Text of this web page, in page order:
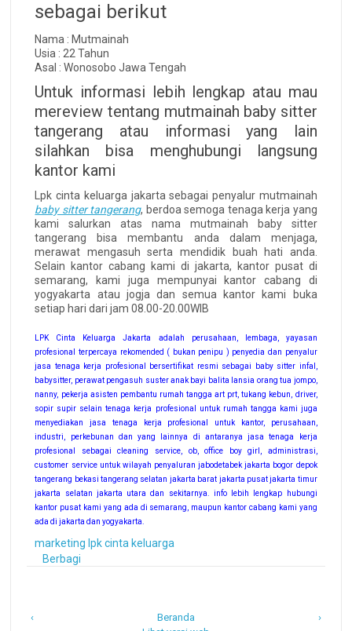
sebagai berikut
Nama : Mutmainah
Usia : 22 Tahun
Asal : Wonosobo Jawa Tengah
Untuk informasi lebih lengkap atau mau
mereview tentang mutmainah baby sitter
tangerang atau informasi yang lain
silahkan bisa menghubungi langsung
kantor kami
Lpk cinta keluarga jakarta sebagai penyalur mutmainah
baby sitter tangerang, berdoa semoga tenaga kerja yang
kami salurkan atas nama mutmainah baby sitter
tangerang bisa membantu anda dalam menjaga,
merawat mengasuh serta mendidik buah hati anda.
Selain kantor cabang kami di jakarta, kantor pusat di
semarang, kami juga mempunyai kantor cabang di
yogyakarta atau jogja dan semua kantor kami buka
setiap hari dari jam 08.00-20.00WIB
LPK Cinta Keluarga Jakarta adalah perusahaan, lembaga, yayasan
profesional terpercaya rekomended ( bukan penipu ) penyedia dan penyalur
jasa tenaga kerja profesional bersertifikat resmi sebagai baby sitter infal,
babysitter, perawat pengasuh suster anak bayi balita lansia orang tua jompo,
nanny, pekerja asisten pembantu rumah tangga art prt, tukang kebun, driver,
sopir supir selain tenaga kerja profesional untuk rumah tangga kami juga
menyediakan jasa tenaga kerja profesional untuk kantor, perusahaan,
industri, perkebunan dan yang lainnya di antaranya jasa tenaga kerja
profesional sebagai cleaning service, ob, office boy girl, administrasi,
customer service untuk wilayah penyaluran jabodetabek jakarta bogor depok
tangerang bekasi tangerang selatan jakarta barat jakarta pusat jakarta timur
jakarta selatan jakarta utara dan sekitarnya. info lebih lengkap hubungi
kantor pusat kami yang ada di semarang, maupun kantor cabang kami yang
ada di jakarta dan yogyakarta.
marketing lpk cinta keluarga
Berbagi
‹ ›
Beranda